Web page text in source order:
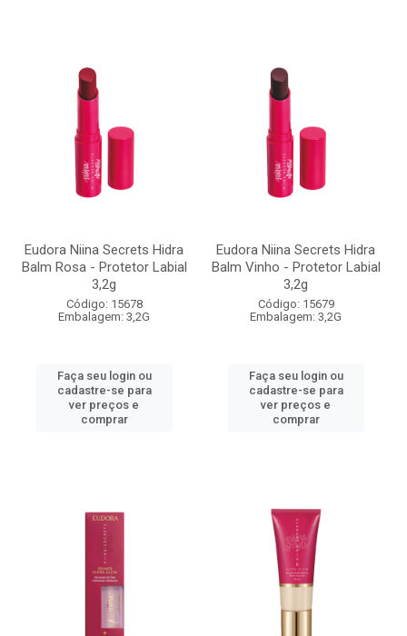
Eudora Niina Secrets Hidra
Balm Rosa - Protetor Labial
3,2g
Código: 15678
Embalagem: 3,2G
Faça seu login ou
cadastre-se para
ver preços e
comprar
Eudora Niina Secrets Hidra
Balm Vinho - Protetor Labial
3,2g
Código: 15679
Embalagem: 3,2G
Faça seu login ou
cadastre-se para
ver preços e
comprar